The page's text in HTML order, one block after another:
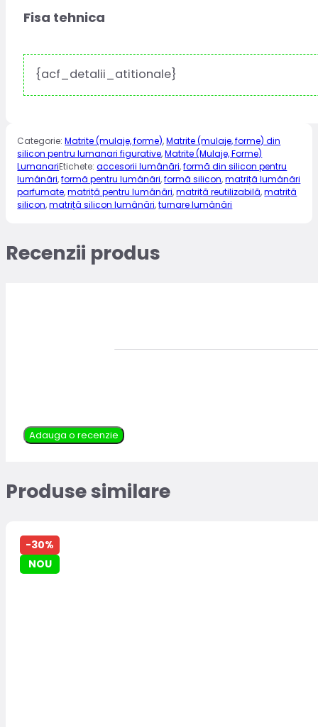
Fisa tehnica
{acf_detalii_atitionale}
Categorie:Matrite (mulaje, forme),Matrite (mulaje, forme) din
silicon pentru lumanari figurative,Matrite (Mulaje, Forme)
LumanariEtichete:accesorii lumânări,formă din silicon pentru
lumânări,formă pentru lumânări,formă silicon,matriță lumânări
parfumate,matriță pentru lumânări,matriță reutilizabilă,matriță
silicon,matriță silicon lumânări,turnare lumânări
Recenzii produs
Adauga o recenzie
Produse similare
-30%
NOU